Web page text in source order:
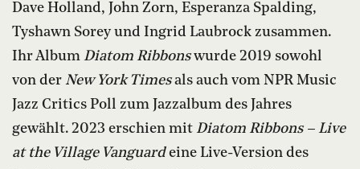
Dave Holland, John Zorn, Esperanza Spalding,
Tyshawn Sorey und Ingrid Laubrock zusammen.
Ihr Album Diatom Ribbonswurde 2019 sowohl
von der New York Timesals auch vom NPR Music
Jazz Critics Poll zum Jazzalbum des Jahres
gewählt. 2023 erschien mit Diatom Ribbons – Live
at the Village Vanguardeine Live-Version des